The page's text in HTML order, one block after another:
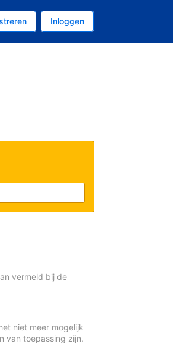
Inloggen
vermeld bij de
niet meer mogelijk
van toepassing zijn.